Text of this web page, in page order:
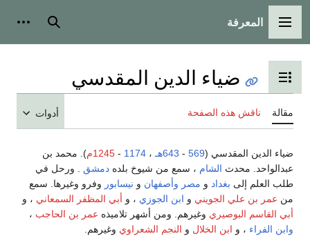
القائمة الرئيسية
المعرفة بحث
تبديل عرض جدول المحتويات
ضياء الدين المقدسي
مقالة ناقش هذه الصفحة أدوات
ضياء الدين المقدسي (569
- 643هـ ، 1174
- 1245م
). محمد بن
عبدالواحد. محدث الشام ، سمع من شيوخ بلده دمشق . ورحل في
طلب العلم إلى بغداد و مصر وأصفهان و نيسابور وفرو وغيرها. سمع
من عمر بن علي الجويني و ابن الجوزي ، و أبي المظفر السمعاني ، و
أبي القاسم البوصيري وغيرهم. ومن أشهر تلاميذه عمر بن الحاجب ،
وابن الفراء ، و ابن الخلال و النجم الشعراوي وغيرهم.